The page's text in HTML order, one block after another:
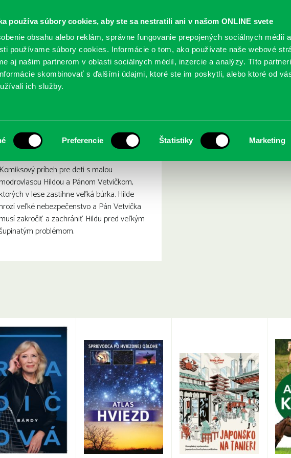
používa súbory cookies, aby ste sa nestratili ani v našom ONLINE svete
obsahu alebo reklám, správne fungovanie prepojených sociálnych médií
používame súbory cookies. Informácie o tom, ako používate naše webové
aj našim partnerom v oblasti sociálnych médií, inzercie a analýzy. Títo
skombinovať s ďalšími údajmi, ktoré ste im poskytli, alebo ktoré od
ich služby.
Preferencie Štatistiky Marketing
KATALÓGY SLUŽBY PODUJATIA POBOČKY O
Hilda a Pán Vetvička sa
Komiksový príbeh pre deti s malou
Hildou a Pánom Vetvičkom,
v lese zastihne veľká búrka. Hilde
veľké nebezpečenstvo a Pán Vetvička
musí zakročiť a zachrániť Hildu pred veľkým
problémom.